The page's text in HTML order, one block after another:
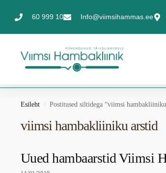
60 999 10 Info@viimsihammas.ee
Esileht / Postitused siltidega “viimsi
viimsi hambakliiniku arstid
Uued hambaarstid Viimsi